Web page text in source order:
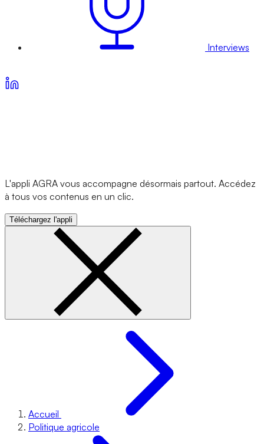
Interviews
L'appli AGRA vous accompagne désormais partout. Accédez
à tous vos contenus en un clic.
Téléchargez l'appli
Accueil
Politique agricole